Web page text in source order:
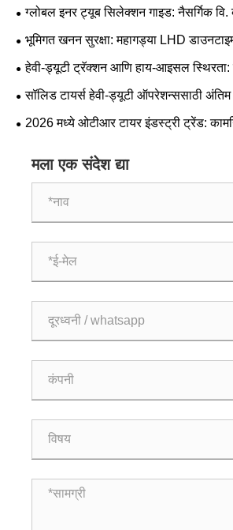
ग्लोबल इनर ट्यूब सिलेक्शन गाइड: नैसर्गिक वि.
लोकप्रिय आकार आणि परिस्थिती-आधारित
भूमिगत खनन सुरक्षा: महागड्या LHD
मालिका टायर्स महत्त्वपूर्ण का आहेत
हेवी-ड्यूटी ट्रॅक्शन आणि हाय-आइसल स्थिरता:
मागणी ट्रेंड आणि ऑपरेशनल मार्गदर्शक
सॉलिड टायर्स हेवी-ड्यूटी ऑपरेशन्ससाठी
2026 मध्ये ओटीआर टायर इंडस्ट्री ट्रेंड:
मला एक संदेश द्या